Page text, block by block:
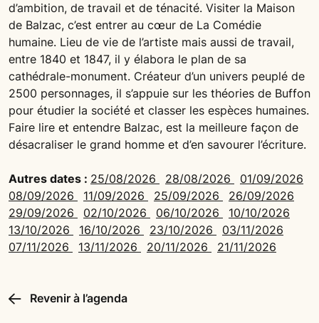
d’ambition, de travail et de ténacité. Visiter la Maison
de Balzac, c’est entrer au cœur de La Comédie
humaine. Lieu de vie de l’artiste mais aussi de travail,
entre 1840 et 1847, il y élabora le plan de sa
cathédrale-monument. Créateur d’un univers peuplé de
2500 personnages, il s’appuie sur les théories de Buffon
pour étudier la société et classer les espèces humaines.
Faire lire et entendre Balzac, est la meilleure façon de
désacraliser le grand homme et d’en savourer l’écriture.
Autres dates : 25/08/2026 28/08/2026
01/09/2026
08/09/2026
11/09/2026 25/09/2026
26/09/2026
29/09/2026
02/10/2026 06/10/2026
10/10/2026
13/10/2026
16/10/2026 23/10/2026
03/11/2026
07/11/2026
13/11/2026 20/11/2026 21/11/2026
Revenir à l’agenda